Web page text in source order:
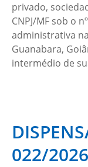
privado,
CNPJ/MF sob o
administrativa
Guanabara,
intermédio de
022/2026